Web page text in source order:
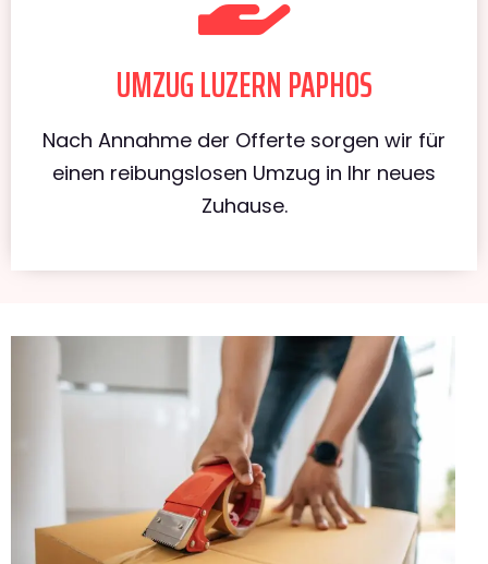
UMZUG LUZERN PAPHOS
Nach Annahme der Offerte sorgen wir für
einen reibungslosen Umzug in Ihr neues
Zuhause.